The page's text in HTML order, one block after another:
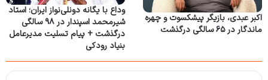
اکبر عبدی، بازیگر پیشکسوت و چهره
ماندگار در ۶۵ سالگی درگذشت
وداع با یگانه دونلی‌نواز ایران؛ استاد
شیرمحمد اسپندار در ۹۸ سالگی
درگذشت + پیام تسلیت مدیرعامل
بنیاد رودکی